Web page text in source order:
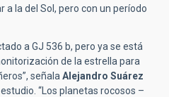
la del Sol, pero con un período
a GJ 536 b, pero ya se está
de la estrella para
señala Alejandro Suárez
“Los planetas rocosos –